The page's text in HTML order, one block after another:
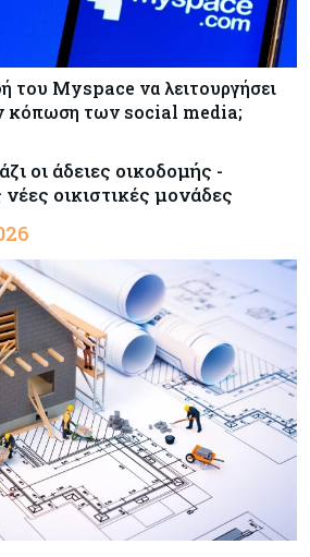
του Myspace να λειτουργήσει
κόπωση των social media;
οι άδειες οικοδομής -
νέες οικιστικές μονάδες